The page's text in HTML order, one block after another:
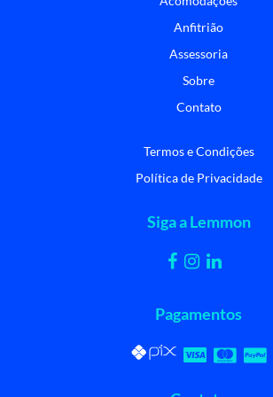
Anfitrião
Assessoria
Sobre
Contato
Termos e Condições
Política de Privacidade
Siga a Lemmon
Pagamentos